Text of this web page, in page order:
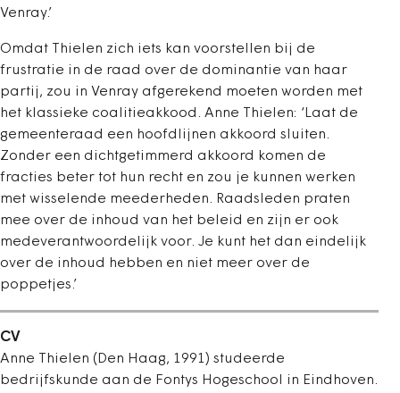
Venray.’
Omdat Thielen zich iets kan voorstellen bij de
frustratie in de raad over de dominantie van haar
partij, zou in Venray afgerekend moeten worden met
het klassieke coalitieakkood. Anne Thielen: ‘Laat de
gemeenteraad een hoofdlijnen akkoord sluiten.
Zonder een dichtgetimmerd akkoord komen de
fracties beter tot hun recht en zou je kunnen werken
met wisselende meederheden. Raadsleden praten
mee over de inhoud van het beleid en zijn er ook
medeverantwoordelijk voor. Je kunt het dan eindelijk
over de inhoud hebben en niet meer over de
poppetjes.’
CV
Anne Thielen (Den Haag, 1991) studeerde
bedrijfskunde aan de Fontys Hogeschool in Eindhoven.